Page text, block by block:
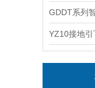
YZ10接地